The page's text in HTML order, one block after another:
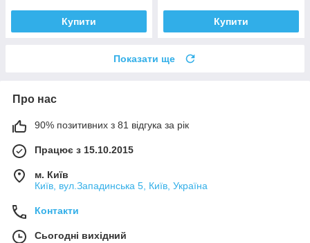
Купити Купити
Показати ще
Про нас
90% позитивних з 81 відгука за рік
Працює з 15.10.2015
м. Київ
Київ, вул.Западинська 5, Київ, Україна
Контакти
Сьогодні вихідний